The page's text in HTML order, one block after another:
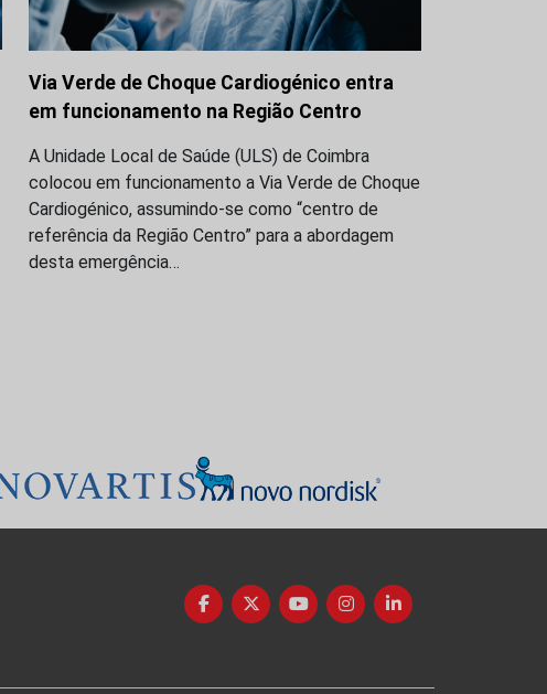
Via Verde de Choque Cardiogénico entra
em funcionamento na Região Centro
A Unidade Local de Saúde (ULS) de Coimbra
colocou em funcionamento a Via Verde de Choque
Cardiogénico, assumindo-se como “centro de
referência da Região Centro” para a abordagem
desta emergência…